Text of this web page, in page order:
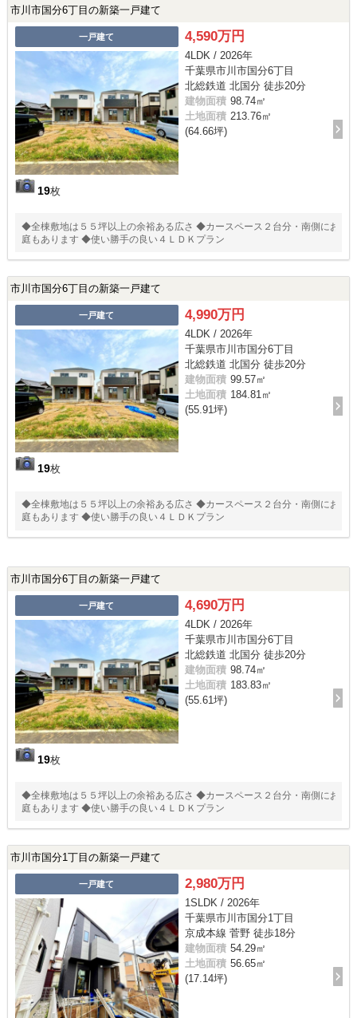
市川市国分6丁目の新築一戸建て
一戸建て
19枚
4,590万円
4LDK / 2026年
千葉県市川市国分6丁目
北総鉄道 北国分 徒歩20分
建物面積 98.74㎡
土地面積 213.76㎡
(64.66坪)
◆全棟敷地は５５坪以上の余裕ある広さ ◆カースペース２台分・南側にお
庭もあります ◆使い勝手の良い４ＬＤＫプラン
市川市国分6丁目の新築一戸建て
一戸建て
19枚
4,990万円
4LDK / 2026年
千葉県市川市国分6丁目
北総鉄道 北国分 徒歩20分
建物面積 99.57㎡
土地面積 184.81㎡
(55.91坪)
◆全棟敷地は５５坪以上の余裕ある広さ ◆カースペース２台分・南側にお
庭もあります ◆使い勝手の良い４ＬＤＫプラン
市川市国分6丁目の新築一戸建て
一戸建て
19枚
4,690万円
4LDK / 2026年
千葉県市川市国分6丁目
北総鉄道 北国分 徒歩20分
建物面積 98.74㎡
土地面積 183.83㎡
(55.61坪)
◆全棟敷地は５５坪以上の余裕ある広さ ◆カースペース２台分・南側にお
庭もあります ◆使い勝手の良い４ＬＤＫプラン
市川市国分1丁目の新築一戸建て
一戸建て 2,980万円
1SLDK / 2026年
千葉県市川市国分1丁目
京成本線 菅野 徒歩18分
建物面積 54.29㎡
土地面積 56.65㎡
(17.14坪)